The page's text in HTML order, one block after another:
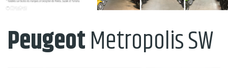
PeugeotMetropolis SW